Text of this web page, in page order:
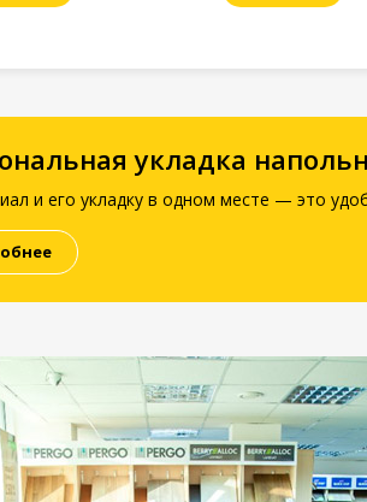
укладка
и его укладку в одном месте — это